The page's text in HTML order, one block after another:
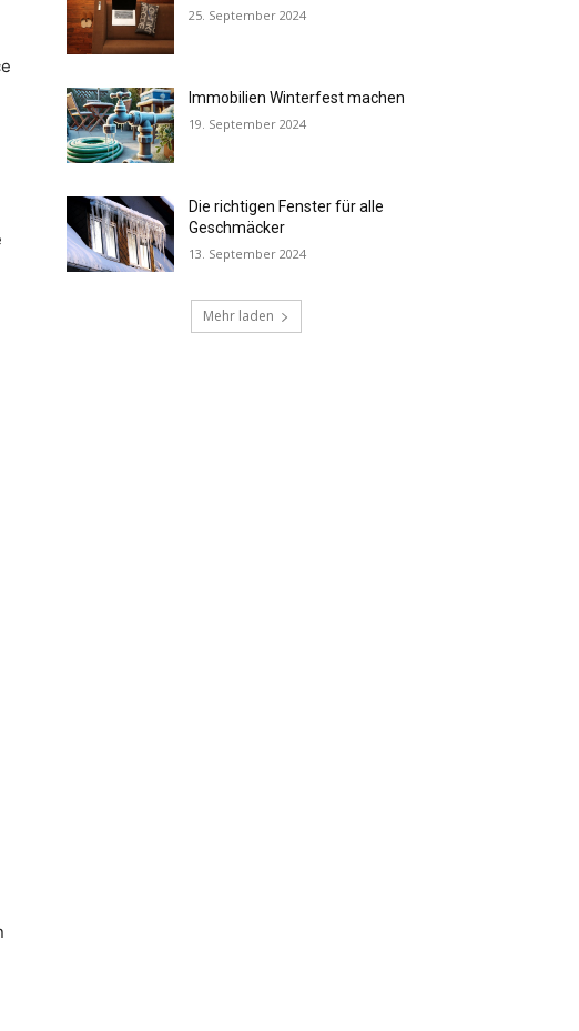
25. September 2024
Immobilien Winterfest machen
19. September 2024
Die richtigen Fenster für alle
Geschmäcker
13. September 2024
Mehr laden